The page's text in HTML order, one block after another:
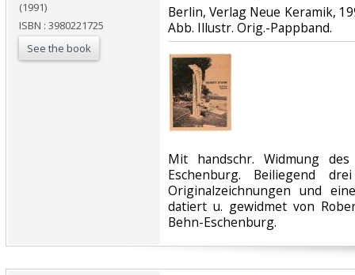
(1991)
ISBN : 3980221725
See the book
‎Berlin, Verlag Neue Keramik,
Abb. Illustr. Orig.-Pappband.‎
‎Mit handschr. Widmung
Eschenburg. Beiliegend
Originalzeichnungen und
datiert u. gewidmet von
Behn-Eschenburg.‎